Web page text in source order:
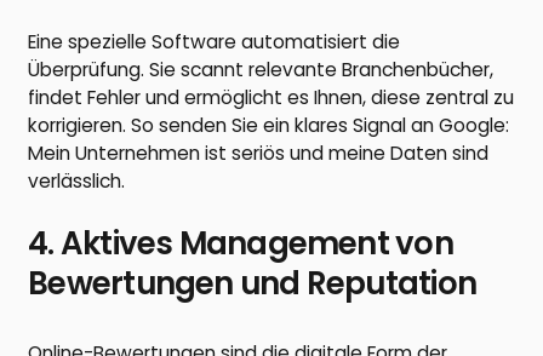
Eine spezielle Software automatisiert die
Überprüfung. Sie scannt relevante Branchenbücher,
findet Fehler und ermöglicht es Ihnen, diese zentral zu
korrigieren. So senden Sie ein klares Signal an Google:
Mein Unternehmen ist seriös und meine Daten sind
verlässlich.
4. Aktives Management von
Bewertungen und Reputation